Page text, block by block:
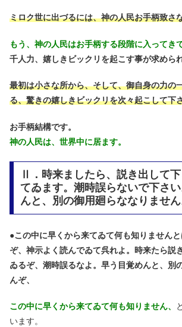
ミロク世に出づるには、神の人民お手柄致さ
もう、神の人民はお手柄する段階に入ってき
千人力、嬉しきビックリを起こす事が求めら
最初は小さな所から、そして、御自身の力の
る、驚きの嬉しきビックリを次々起こして下
お手柄結構です。
神の人民は、世界中に居ます。
Ⅱ．時来ましたら、説き出して
てゐます。潮時誤らないで下さ
んと、別の御用廻らななりません
●この中に早くから来てゐて何も知りません
ぞ、神示よく読んでゐて呉れよ。時来たら説
ゐるぞ、潮時誤るなよ。早う目覚めんと、別
んぞ、
この中に早くから来てゐて何も知りません、
います。